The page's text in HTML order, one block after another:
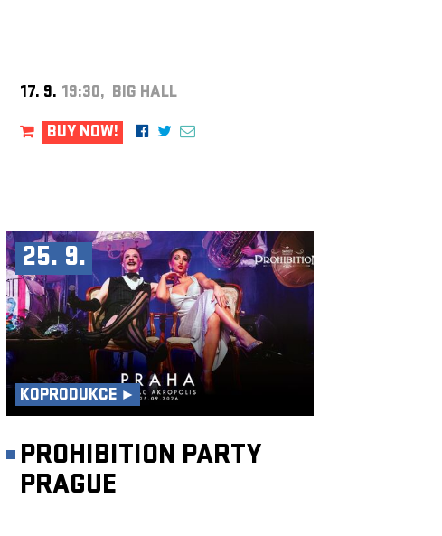
17. 9. 19:30, BIG HALL
BUY NOW!
25. 9.
KOPRODUKCE ►
PROHIBITION PARTY
PRAGUE